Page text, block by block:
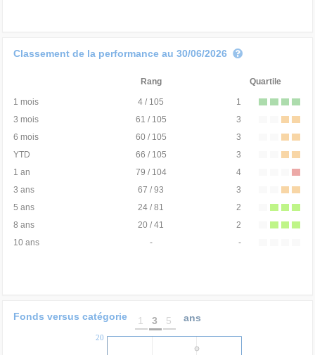
Classement de la performance au 30/06/2026
Rang Quartile
1 mois 4 / 105
1
3 mois
61 / 105
3
6 mois
60 / 105
3
YTD
66 / 105
3
1 an
79 / 104
4
3 ans
67 / 93
3
5 ans
24 / 81
2
8 ans
20 / 41
2
10 ans
- -
Fonds versus catégorie 1 3 5 ans
20